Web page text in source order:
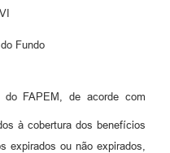
Fundo
do FAPEM, de acorde com
à cobertura dos benefícios
expirados ou não expirados,